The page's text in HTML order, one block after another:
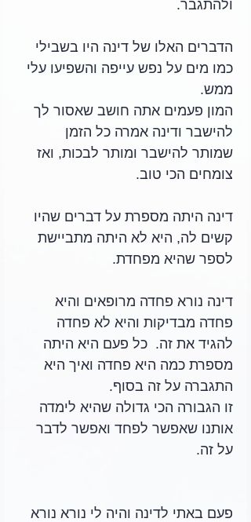
ולהתגבר.
הדברים האלו של דינה היו בשבילי
כמו מים על נפש עייפה והשפיעו עלי
ממש.
המון פעמים אתה חושב שאסור לך
להישבר ודינה אמרה כל הזמן
שמותר להישבר ומותר לבכות, ואז
צומחים הכי טוב.
דינה היתה מספרת על דברים שהיו
קשים לה, היא לא היתה מתביישת
לספר שהיא מפחדת.
דינה נורא פחדה מרופאים והיא
פחדה מבדיקות והיא לא פחדה
להגיד את זה.  כל פעם היא היתה
מספרת כמה היא פחדה ואיך היא
התגברה על זה בסוף.
זו הגבורה הכי גדולה שהיא לימדה
אותנו שאפשר לפחד ואפשר לדבר
על זה.
פעם באתי לדינה והיה לי נורא נורא